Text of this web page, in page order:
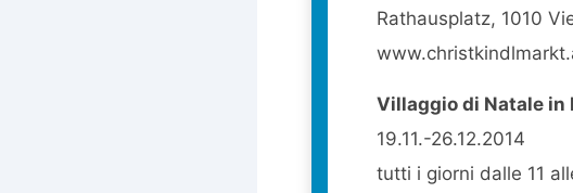
Rathausplatz, 1010
Villaggio di Natale
19.11.-26.12.2014
tutti i giorni dalle 11